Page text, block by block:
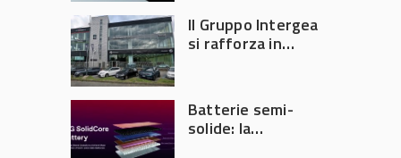
tempi e costi in
carrozzeria
Il Gruppo Intergea
si rafforza in
Batterie semi-
solide: la